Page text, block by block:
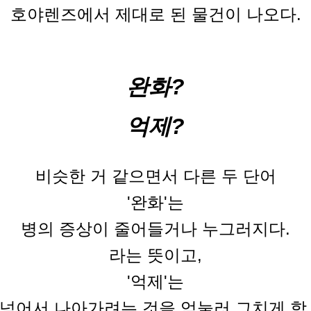
호야렌즈에서 제대로 된 물건이 나오다.
완화?
억제?
비슷한 거 같으면서 다른 두 단어
'완화'는
병의 증상이 줄어들거나 누그러지다.
라는 뜻이고,
'억제'는